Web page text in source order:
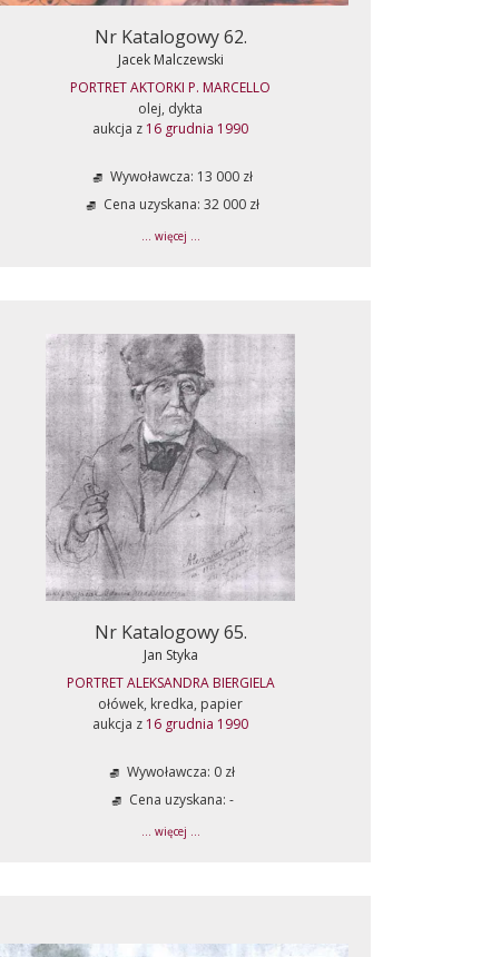
Nr Katalogowy 62.
Jacek Malczewski
PORTRET AKTORKI P. MARCELLO
olej, dykta
aukcja z 16 grudnia 1990
Wywoławcza: 13 000 zł
Cena uzyskana: 32 000 zł
... więcej ...
Nr Katalogowy 65.
Jan Styka
PORTRET ALEKSANDRA BIERGIELA
ołówek, kredka, papier
aukcja z 16 grudnia 1990
Wywoławcza: 0 zł
Cena uzyskana: -
... więcej ...